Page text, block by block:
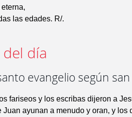
las edades. R/.
día
evangelio según
fariseos y los escribas dijeron a
ayunan a menudo y oran, y los